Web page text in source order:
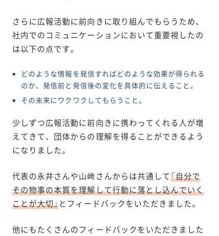
さらに広報活動に前向きに取り組んでもらうため、
社内でのコミュニケーションにおいて重要視したの
は以下の点です。
どのような情報を発信すればどのような効果が得られる
のか、発信前と発信後の変化を具体的に伝えること。
その未来にワクワクしてもらうこと。
少しずつ広報活動に前向きに携わってくれる人が増
えてきて、団体からの理解を得ることができるよう
になりました。
代表の永井さんや山﨑さんからは共通して「自分で
その物事の本質を理解して行動に落とし込んでいく
ことが大切」とフィードバックをいただきました。
他にもたくさんのフィードバックをいただきました